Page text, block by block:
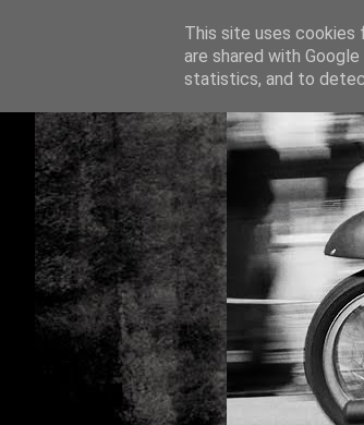
This site uses cookies
are shared with
statistics, and to